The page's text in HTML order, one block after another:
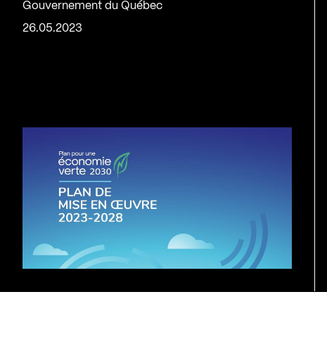
Gouvernement du Québec
26.05.2023